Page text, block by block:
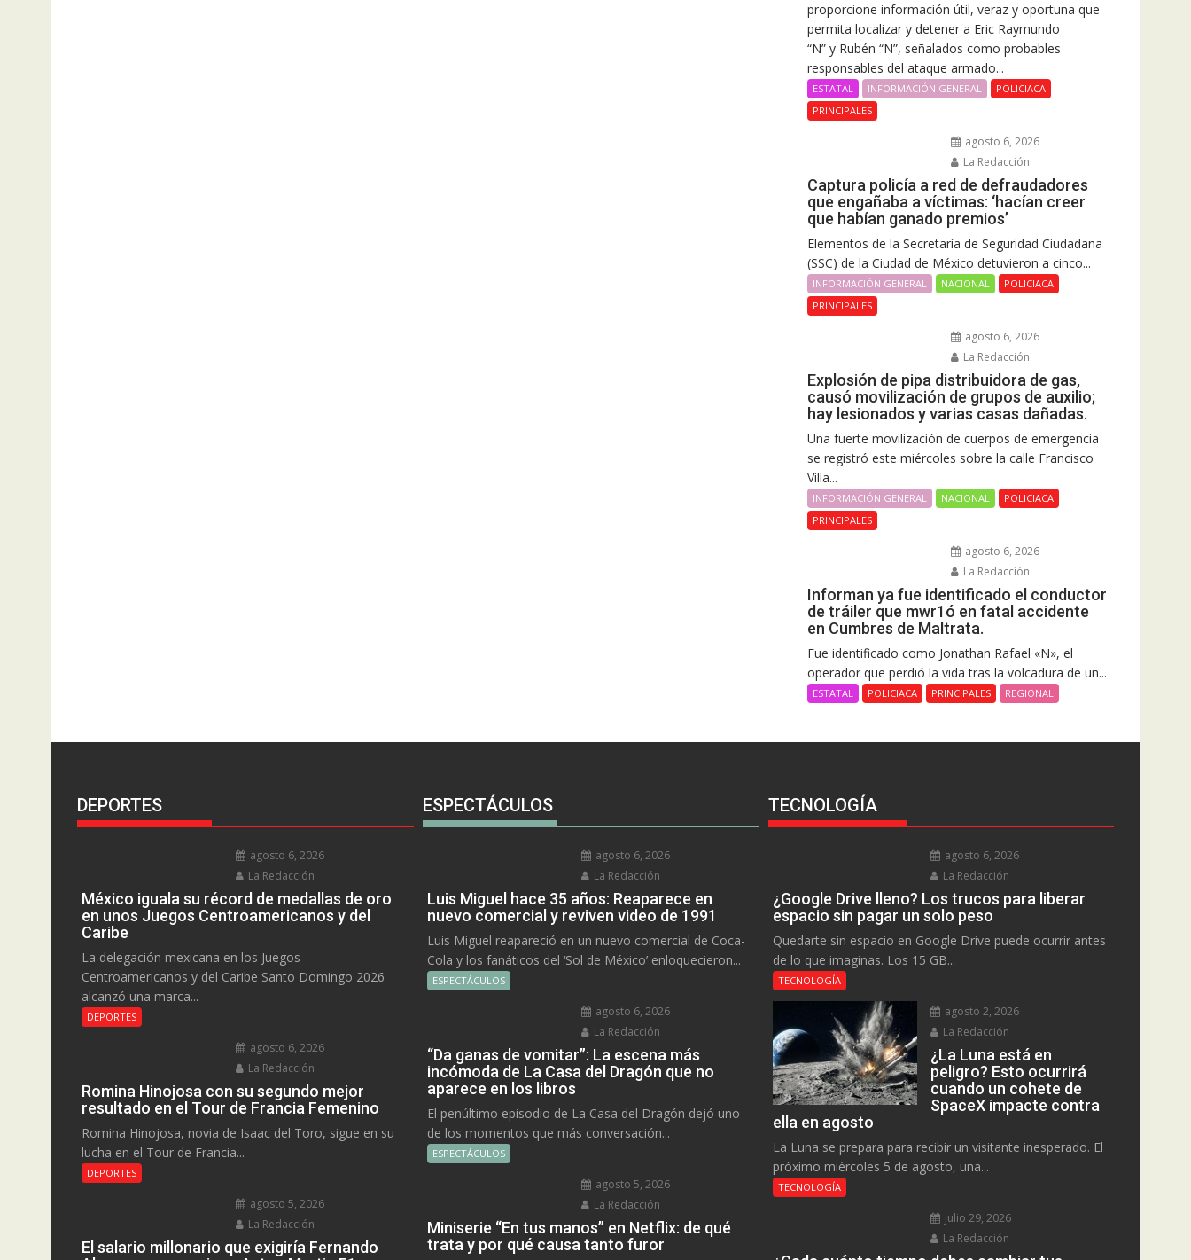
proporcione información útil, veraz y oportuna que
permita localizar y detener a Eric Raymundo
“N” y Rubén “N”, señalados como probables
responsables del ataque armado...
ESTATAL INFORMACIÓN GENERAL
POLICIACA
PRINCIPALES
agosto 6, 2026
La Redacción
Captura policía a red de defraudadores
que engañaba a víctimas: ‘hacían creer
que habían ganado premios’
Elementos de la Secretaría de Seguridad Ciudadana
(SSC) de la Ciudad de México detuvieron a cinco...
INFORMACIÓN GENERAL NACIONAL
POLICIACA
PRINCIPALES
agosto 6, 2026
La Redacción
Explosión de pipa distribuidora de gas,
causó movilización de grupos de auxilio;
hay lesionados y varias casas dañadas.
Una fuerte movilización de cuerpos de emergencia
se registró este miércoles sobre la calle Francisco
Villa...
INFORMACIÓN GENERAL NACIONAL
POLICIACA
PRINCIPALES
agosto 6, 2026
La Redacción
Informan ya fue identificado el conductor
de tráiler que mwr1ó en fatal accidente
en Cumbres de Maltrata.
Fue identificado como Jonathan Rafael «N», el
operador que perdió la vida tras la volcadura de un...
ESTATAL POLICIACA PRINCIPALES REGIONAL
DEPORTES
agosto 6, 2026
La Redacción
México iguala su récord de medallas de oro
en unos Juegos Centroamericanos y del
Caribe
La delegación mexicana en los Juegos
Centroamericanos y del Caribe Santo Domingo 2026
alcanzó una marca...
DEPORTES
agosto 6, 2026
La Redacción
Romina Hinojosa con su segundo mejor
resultado en el Tour de Francia Femenino
Romina Hinojosa, novia de Isaac del Toro, sigue en su
lucha en el Tour de Francia...
DEPORTES
agosto 5, 2026
La Redacción
El salario millonario que exigiría Fernando
ESPECTÁCULOS
agosto 6, 2026
La Redacción
Luis Miguel hace 35 años: Reaparece en
nuevo comercial y reviven video de 1991
Luis Miguel reapareció en un nuevo comercial de Coca-
Cola y los fanáticos del ‘Sol de México’ enloquecieron...
ESPECTÁCULOS
agosto 6, 2026
La Redacción
“Da ganas de vomitar”: La escena más
incómoda de La Casa del Dragón que no
aparece en los libros
El penúltimo episodio de La Casa del Dragón dejó uno
de los momentos que más conversación...
ESPECTÁCULOS
agosto 5, 2026
La Redacción
Miniserie “En tus manos” en Netflix: de qué
trata y por qué causa tanto furor
TECNOLOGÍA
agosto 6, 2026
La Redacción
¿Google Drive lleno? Los trucos para liberar
espacio sin pagar un solo peso
Quedarte sin espacio en Google Drive puede ocurrir antes
de lo que imaginas. Los 15 GB...
TECNOLOGÍA
agosto 2, 2026
La Redacción
¿La Luna está en
peligro? Esto ocurrirá
cuando un cohete de
SpaceX impacte contra
ella en agosto
La Luna se prepara para recibir un visitante inesperado. El
próximo miércoles 5 de agosto, una...
TECNOLOGÍA
julio 29, 2026
La Redacción